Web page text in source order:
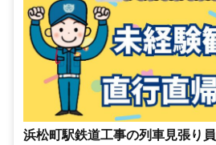
浜松町駅鉄道工事の列車見張り員